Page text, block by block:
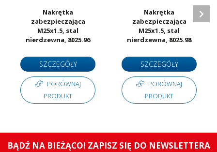
Nakrętka
zabezpieczająca
M25x1.5, stal
nierdzewna, 8025.96
SZCZEGÓŁY
PORÓWNAJ
PRODUKT
Nakrętka
zabezpieczająca
M25x1.5, stal
nierdzewna, 8025.98
SZCZEGÓŁY
PORÓWNAJ
PRODUKT
BĄDŹ NA BIEŻĄCO! ZAPISZ SIĘ DO NEWSLETTERA